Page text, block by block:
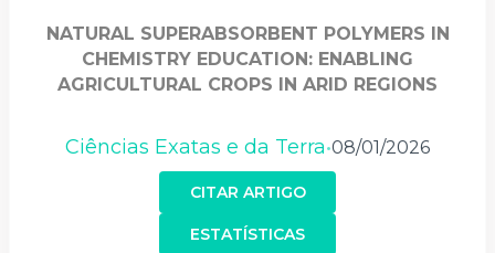
NATURAL SUPERABSORBENT POLYMERS IN
CHEMISTRY EDUCATION: ENABLING
AGRICULTURAL CROPS IN ARID REGIONS
Ciências Exatas e da Terra •08/01/2026
CITAR ARTIGO
ESTATÍSTICAS